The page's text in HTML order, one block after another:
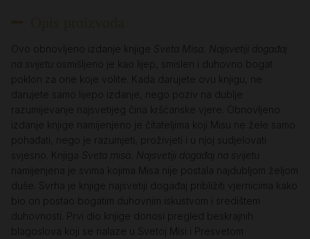
Ovo obnovljeno izdanje knjige
Sveta Misa. Najsvetiji događaj
na svijetu
osmišljeno je kao lijep, smislen i duhovno bogat
poklon za one koje volite. Kada darujete ovu knjigu, ne
darujete samo lijepo izdanje, nego poziv na dublje
razumijevanje najsvetijeg čina kršćanske vjere. Obnovljeno
izdanje knjige namijenjeno je čitateljima koji Misu ne žele samo
pohađati, nego je razumjeti, proživjeti i u njoj sudjelovati
svjesno. Knjiga
Sveta misa. Najsvetiji događaj na svijetu
namijenjena je svima kojima Misa nije postala najdubljom željom
duše. Svrha je knjige najsvetiji događaj približiti vjernicima kako
bio on postao bogatim duhovnim iskustvom i središtem
duhovnosti. Prvi dio knjige donosi pregled beskrajnih
blagoslova koji se nalaze u Svetoj Misi i Presvetom